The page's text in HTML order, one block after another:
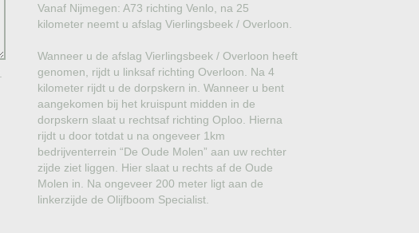
GROVE DEN
JAPANSE WOLMISPEL
TOSCAANSE JASMIJN
VORMSNOEI
BAMBOE
JUDASBOOM
Vanaf Nijmegen: A73 richting Venlo, na 25
kilometer neemt u afslag Vierlingsbeek / Overloon.
Wanneer u de afslag Vierlingsbeek / Overloon heeft
genomen, rijdt u linksaf richting Overloon. Na 4
kilometer rijdt u de dorpskern in. Wanneer u bent
aangekomen bij het kruispunt midden in de
dorpskern slaat u rechtsaf richting Oploo. Hierna
rijdt u door totdat u na ongeveer 1km
bedrijventerrein “De Oude Molen” aan uw rechter
zijde ziet liggen. Hier slaat u rechts af de Oude
Molen in. Na ongeveer 200 meter ligt aan de
linkerzijde de Olijfboom Specialist.